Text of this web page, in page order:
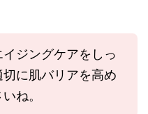
ジングケアをしっ
に肌バリアを高め
ね。